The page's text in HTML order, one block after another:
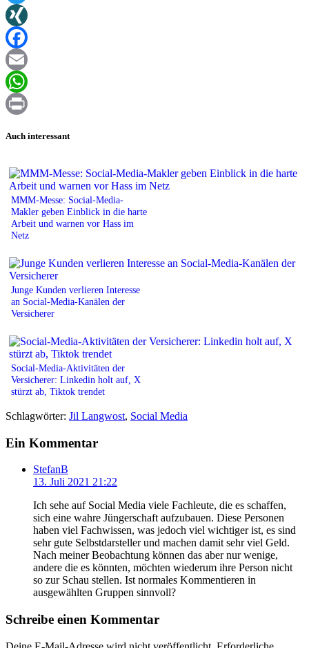
Twitter
XING
Facebook
Email
WhatsApp
Auch interessant
MMM-Messe: Social-Media-
Makler geben Einblick in die harte
Arbeit und warnen vor Hass im
Netz
Junge Kunden verlieren Interesse
an Social-Media-Kanälen der
Versicherer
Social-Media-Aktivitäten der
Versicherer: Linkedin holt auf, X
stürzt ab, Tiktok trendet
Schlagwörter: Jil Langwost, Social Media
Ein Kommentar
StefanB
13. Juli 2021 21:22
Ich sehe auf Social Media viele Fachleute, die es schaffen,
sich eine wahre Jüngerschaft aufzubauen. Diese Personen
haben viel Fachwissen, was jedoch viel wichtiger ist, es sind
sehr gute Selbstdarsteller und machen damit sehr viel Geld.
Nach meiner Beobachtung können das aber nur wenige,
andere die es könnten, möchten wiederum ihre Person nicht
so zur Schau stellen. Ist normales Kommentieren in
ausgewählten Gruppen sinnvoll?
Schreibe einen Kommentar